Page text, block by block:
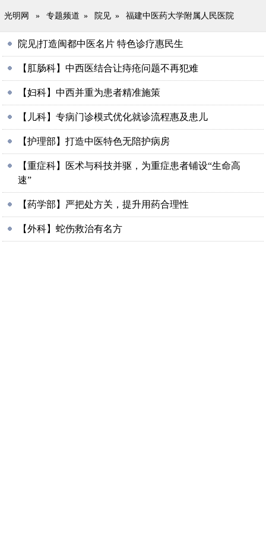
光明网 » 专题频道 » 院见 » 福建中医药大学附属人民医院
院见|打造闽都中医名片 特色诊疗惠民生
【肛肠科】中西医结合让痔疮问题不再犯难
【妇科】中西并重为患者精准施策
【儿科】专病门诊模式优化就诊流程惠及患儿
【护理部】打造中医特色无陪护病房
【重症科】医术与科技并驱，为重症患者铺设“生命高
速”
【药学部】严把处方关，提升用药合理性
【外科】蛇伤救治有名方